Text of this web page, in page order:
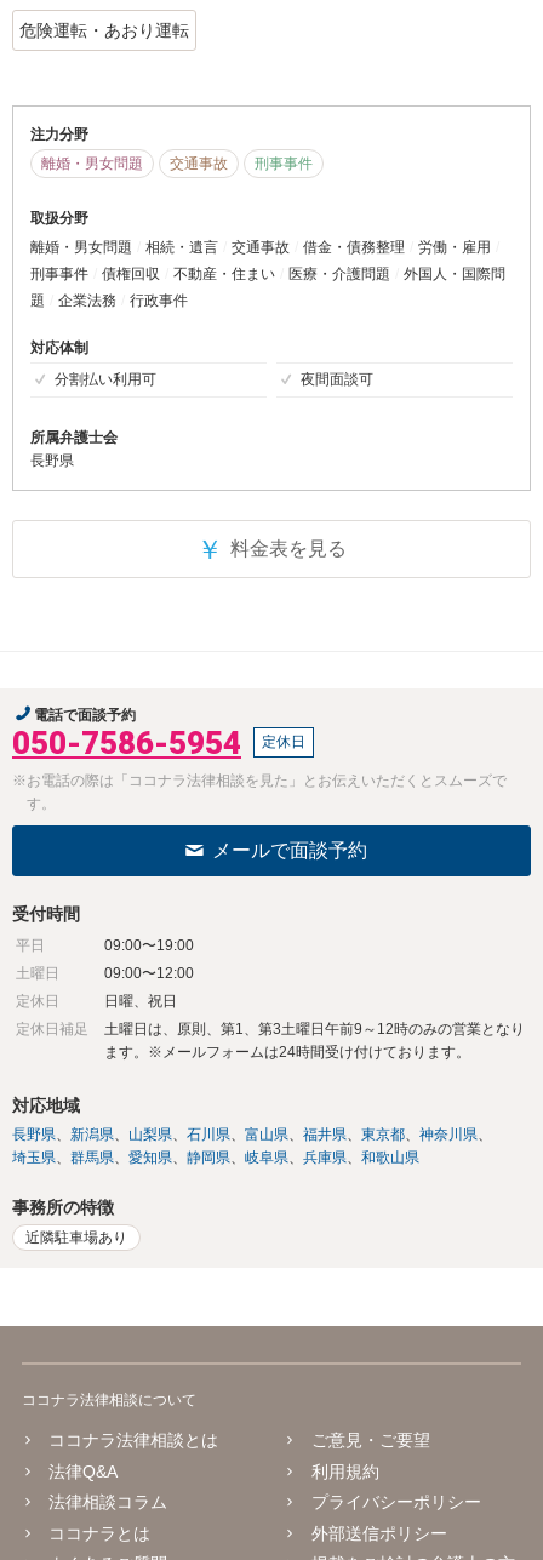
危険運転・あおり運転
注力分野
離婚・男女問題
交通事故 刑事事件
取扱分野
離婚・男女問題
相続・遺言 交通事故 借金・債務整理
労働・雇用
刑事事件
債権回収 不動産・住まい 医療・介護問題
外国人・国際問
題
企業法務 行政事件
対応体制
分割払い利用可
夜間面談可
所属弁護士会
長野県
￥ 料金表を見る
電話で面談予約
050-7586-5954 定休日
※お電話の際は「ココナラ法律相談を見た」とお伝えいただくとスムーズで
す。
メールで面談予約
受付時間
平日
09:00〜19:00
土曜日
09:00〜12:00
定休日
日曜、祝日
定休日補足
土曜日は、原則、第1、第3土曜日午前9～12時のみの営業となり
ます。※メールフォームは24時間受け付けております。
対応地域
長野県 新潟県 山梨県 石川県 富山県 福井県 東京都
神奈川県
埼玉県
群馬県 愛知県 静岡県 岐阜県 兵庫県 和歌山県
事務所の特徴
近隣駐車場あり
ココナラ法律相談について
ココナラ法律相談とは
法律Q&A
法律相談コラム
ココナラとは
ご意見・ご要望
利用規約
プライバシーポリシー
外部送信ポリシー